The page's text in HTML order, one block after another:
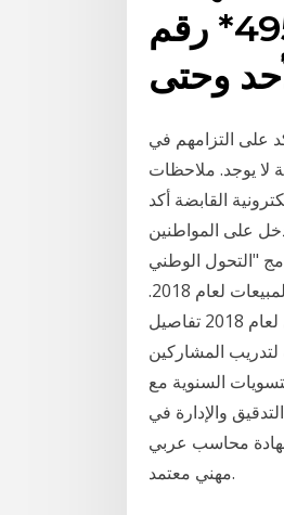
رقم ‎*4954 (*ضرائب) أو ‎02-5656400، أيام
على التزامهم في
لا يوجد. ملاحظات
القابضة أكد
لفرض ضريبة الدخل على المواطنين
"التحول الوطني
2020". تعرف على بنود قانون ضريبة الدخل و المبيعات ,, لتحميل قانون ضريبه الدخل و المبيعات لعام 2018.
الرابط التالي : – قانون اضغط هنا معدل ضريبه الدخل و المبيعات اضغط هنا الاردني لعام 2018 تفاصيل
لتدريب المشاركين
السنوية مع
والإدارة في
شهادة محاسب عربي
مهني معتمد.